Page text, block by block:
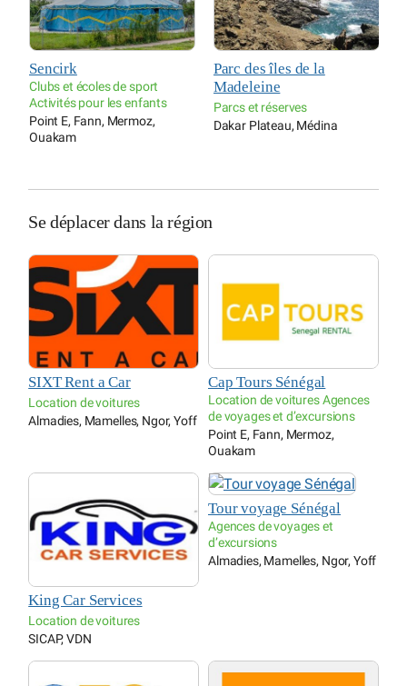
Sencirk
Clubs et écoles de sport
Activités pour les enfants
Point E, Fann, Mermoz,
Ouakam
Parc des îles de la
Madeleine
Parcs et réserves
Dakar Plateau, Médina
Se déplacer dans la région
SIXT Rent a Car
Location de voitures
Almadies, Mamelles, Ngor, Yoff
Cap Tours Sénégal
Location de voitures Agences
de voyages et d’excursions
Point E, Fann, Mermoz,
Ouakam
King Car Services
Location de voitures
SICAP, VDN
Tour voyage Sénégal
Agences de voyages et
d’excursions
Almadies, Mamelles, Ngor, Yoff